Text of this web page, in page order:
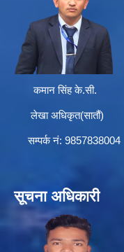
कमान सिंह के.सी.
लेखा अधिकृत(सातौं)
सम्पर्क न‌ं: 9857838004
सूचना अधिकारी